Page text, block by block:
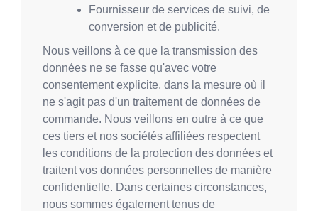
Fournisseur de services de suivi, de
conversion et de publicité.
Nous veillons à ce que la transmission des
données ne se fasse qu'avec votre
consentement explicite, dans la mesure où il
ne s'agit pas d'un traitement de données de
commande. Nous veillons en outre à ce que
ces tiers et nos sociétés affiliées respectent
les conditions de la protection des données et
traitent vos données personnelles de manière
confidentielle. Dans certaines circonstances,
nous sommes également tenus de